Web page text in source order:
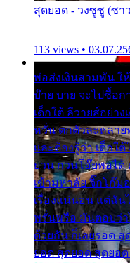
สุดยอด - วงซูซู (ซา
113 views •
พ่อส่งเงินสามพัน ใ
บ๊าย บาย จะไปซื้อก
เด็กใต้ ลีวายส์อย่า
หวั่น ตกตัวละหลาย
และต้องรู้ว่า เด็กใ
ยวน กวนโอ๊ยพอได้
เข้ามหาลัย จิ๊กโก๊ม
เรื่องแน่นอน แต่ฉัน
พรั่นพรือ มันตอบว่า
ด้วยกัน ก็เลยรอด
ยอด สุดยอด สุดยอ